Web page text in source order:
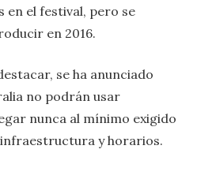
en el festival, pero se
en 2016.
se ha anunciado
no podrán usar
nunca al mínimo exigido
y horarios.